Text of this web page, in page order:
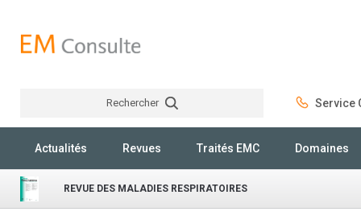
Rechercher Service
Actualités Revues Traités EMC Domaines
REVUE DES MALADIES RESPIRATOIRES